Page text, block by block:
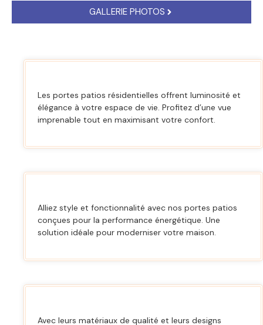
GALLERIE PHOTOS
Les portes patios résidentielles offrent luminosité et
élégance à votre espace de vie. Profitez d’une vue
imprenable tout en maximisant votre confort.
Alliez style et fonctionnalité avec nos portes patios
conçues pour la performance énergétique. Une
solution idéale pour moderniser votre maison.
Avec leurs matériaux de qualité et leurs designs